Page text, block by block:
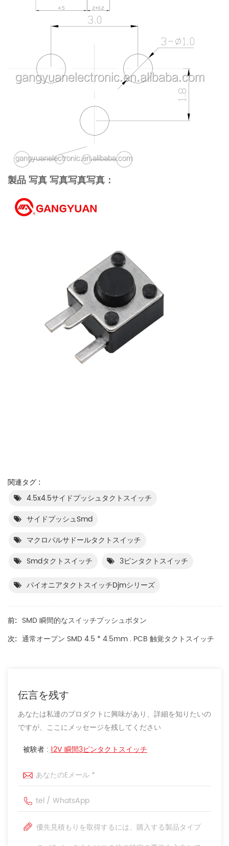
製品 写真 写真写真写真：
関連タグ :
4.5x4.5サイドプッシュタクトスイッチ
サイドプッシュsmd
マクロパルサドールタクトスイッチ
Smdタクトスイッチ
3ピンタクトスイッチ
パイオニアタクトスイッチdjmシリーズ
前: SMD 瞬間的なスイッチプッシュボタン
次: 通常オープン SMD 4.5 * 4.5mm . PCB 触覚タクトスイッチ
伝言を残す
あなたは私達のプロダクトに興味があり、詳細を知りたいの
ですが、ここにメッセージを残してください
被験者 : 12V 瞬間3ピンタクトスイッチ